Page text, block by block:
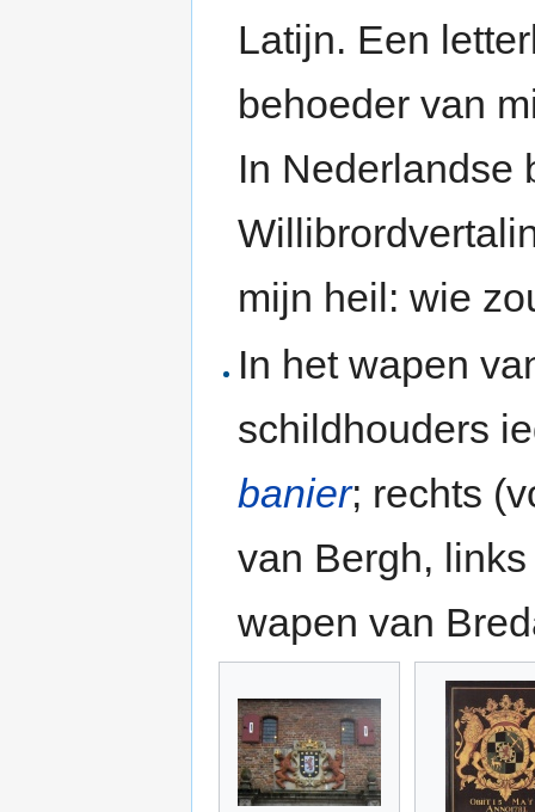
Latijn. Een
behoeder van
In Nederlandse
mijn heil: wie
In het wapen
schildhouders
banier; rechts
van Bergh,
wapen van